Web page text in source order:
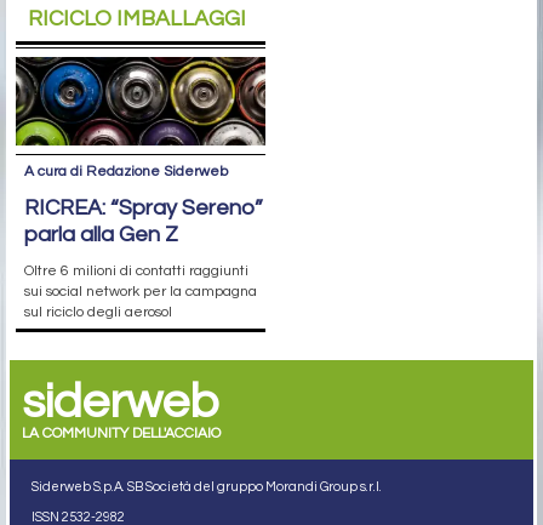
RICICLO IMBALLAGGI
A cura di Redazione Siderweb
RICREA: “Spray Sereno”
parla alla Gen Z
Oltre 6 milioni di contatti raggiunti
sui social network per la campagna
sul riciclo degli aerosol
siderweb
LA COMMUNITY DELL'ACCIAIO
Siderweb S.p.A. SB Società del gruppo Morandi Group s.r.l.
ISSN 2532-2982